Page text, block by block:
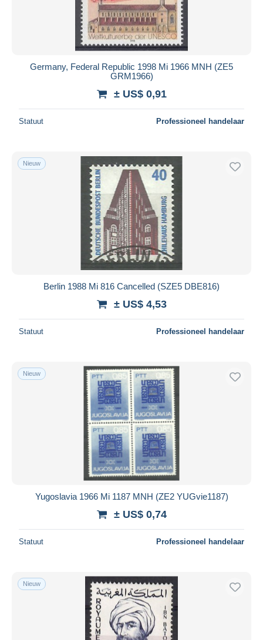
Germany, Federal Republic 1998 Mi 1966 MNH (ZE5
GRM1966)
± US$ 0,91
Statuut Professioneel handelaar
Nieuw
Berlin 1988 Mi 816 Cancelled (SZE5 DBE816)
± US$ 4,53
Statuut Professioneel handelaar
Nieuw
Yugoslavia 1966 Mi 1187 MNH (ZE2 YUGvie1187)
± US$ 0,74
Statuut Professioneel handelaar
Nieuw